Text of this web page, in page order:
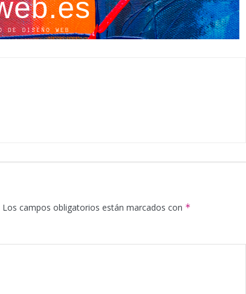
Los campos obligatorios están marcados con *